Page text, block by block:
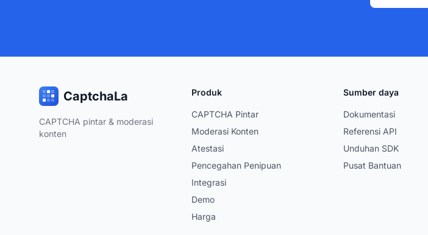
CaptchaLa
CAPTCHA pintar & moderasi
konten
Produk
CAPTCHA Pintar
Moderasi Konten
Atestasi
Pencegahan Penipuan
Integrasi
Demo
Harga
Sumber daya
Dokumentasi
Referensi API
Unduhan SDK
Pusat Bantuan